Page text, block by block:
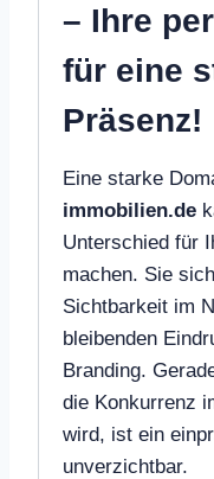
– Ihre
für eine
Präsenz!
Eine starke
immobilien.de
Unterschied für
machen. Sie
Sichtbarkeit im
bleibenden
Branding.
die Konkurrenz
wird, ist ein
unverzichtbar.